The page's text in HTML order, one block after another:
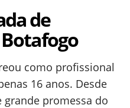
de
como profissional
16 anos. Desde
grande promessa do